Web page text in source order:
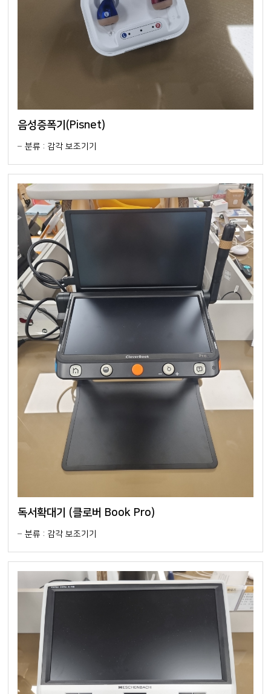
음성증폭기(Pisnet)
분류 : 감각 보조기기
독서확대기 (클로버 Book Pro)
분류 : 감각 보조기기